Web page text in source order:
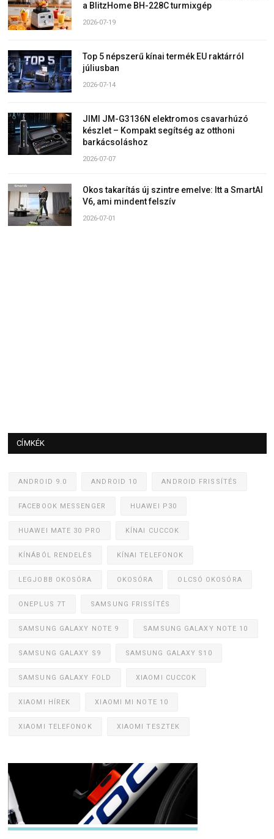
a BlitzHome BH-228C turmixgép
2026-07-19
Top 5 népszerű kínai termék EU raktárról
júliusban
2026-07-14
JIMI JM-G3136N elektromos csavarhúzó
készlet – Kompakt segítség az otthoni
barkácsoláshoz
2026-07-07
Okos takarítás új szintre emelve: Itt a SmartAI
V6, ami mindent felszív
2026-07-01
CÍMKÉK
ANDROID 9.0 ANDROID 10 ANDROID FRISSÍTÉS
FACEBOOK MESSENGER HUAWEI P30
HUAWEI MATE 30 PRO KÍNAI CUCCOK
KÍNÁBÓL RENDELÉS KÍNAI TELEFONOK
LEGJOBB OKOSÓRA OKOSÓRA OLCSÓ OKOSÓRA
ONEPLUS 7T SAMSUNG FRISSÍTÉS
SAMSUNG GALAXY NOTE 9 SAMSUNG GALAXY NOTE 10
SAMSUNG GALAXY S9 SAMSUNG GALAXY S10
SAMSUNG GALAXY FOLD XIAOMI CUCCOK
XIAOMI HÍREK XIAOMI MI NOTE 10
XIAOMI TELEFONOK XIAOMI TESZTEK